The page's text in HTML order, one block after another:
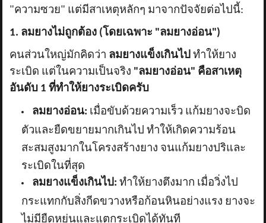
"ความซวย" แต่มีสาเหตุหลักๆ มาจากปัจจัยต่อไปนี้:
1. ลมยางไม่ถูกต้อง (โดยเฉพาะ "ลมยางอ่อน")
คนส่วนใหญ่มักคิดว่า ลมยางแข็งเกินไป ทำให้ยาง
ระเบิด แต่ในความเป็นจริง "ลมยางอ่อน" คือสาเหตุ
อันดับ 1 ที่ทำให้ยางระเบิดครับ
ลมยางอ่อน: เมื่อขับด้วยความเร็ว แก้มยางจะบิด
ตัวและยืดขยายมากเกินไป ทำให้เกิดความร้อน
สะสมสูงมากในโครงสร้างยาง จนแก้มยางปริและ
ระเบิดในที่สุด
ลมยางแข็งเกินไป: ทำให้ยางตึงมาก เมื่อวิ่งไป
กระแทกกับสิ่งกีดขวางหรือก้อนหินอย่างแรง ยางจะ
ไม่มียืดหยุ่นและแตกระเบิดได้ทันที